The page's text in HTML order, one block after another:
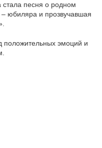
песня о родном
юбиляра и прозвучавшая
положительных эмоций и